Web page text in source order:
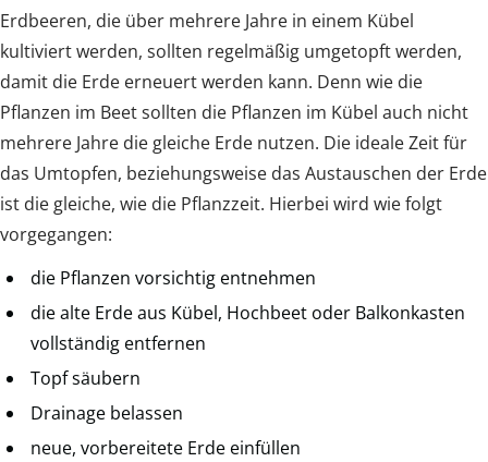
Erdbeeren, die über mehrere Jahre in einem Kübel
kultiviert werden, sollten regelmäßig umgetopft werden,
damit die Erde erneuert werden kann. Denn wie die
Pflanzen im Beet sollten die Pflanzen im Kübel auch nicht
mehrere Jahre die gleiche Erde nutzen. Die ideale Zeit für
das Umtopfen, beziehungsweise das Austauschen der Erde
ist die gleiche, wie die Pflanzzeit. Hierbei wird wie folgt
vorgegangen:
die Pflanzen vorsichtig entnehmen
die alte Erde aus Kübel, Hochbeet oder Balkonkasten
vollständig entfernen
Topf säubern
Drainage belassen
neue, vorbereitete Erde einfüllen